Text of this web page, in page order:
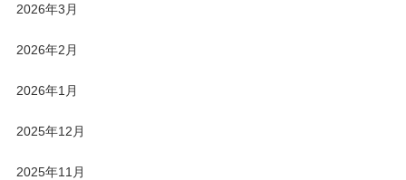
2026年3月
2026年2月
2026年1月
2025年12月
2025年11月